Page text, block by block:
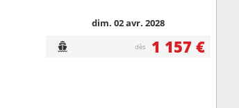
dim. 02 avr. 2028
dès 1 157 €